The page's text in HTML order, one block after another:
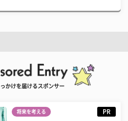
かけを届けるスポンサー
将来を考える PR